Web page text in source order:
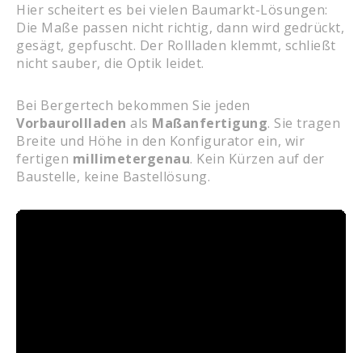
Hier scheitert es bei vielen Baumarkt-Lösungen:
Die Maße passen nicht richtig, dann wird gedrückt,
gesägt, gepfuscht. Der Rollladen klemmt, schließt
nicht sauber, die Optik leidet.
Bei Bergertech bekommen Sie jeden
Vorbaurollladen als Maßanfertigung. Sie tragen
Breite und Höhe in den Konfigurator ein, wir
fertigen millimetergenau. Kein Kürzen auf der
Baustelle, keine Bastellösung.